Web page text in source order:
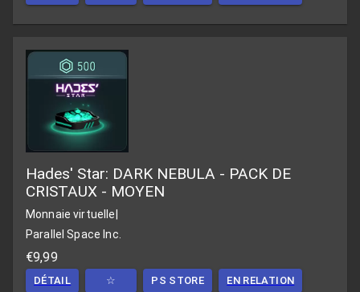
Hades' Star: DARK NEBULA - PACK DE
CRISTAUX - MOYEN
Monnaie virtuelle
Parallel Space Inc.
€9,99
DÉTAIL ☆ PS STORE EN RELATION